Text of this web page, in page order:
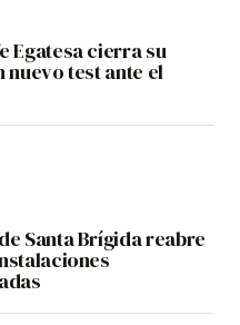
Egatesa cierra su
nuevo test ante el
Santa Brígida reabre